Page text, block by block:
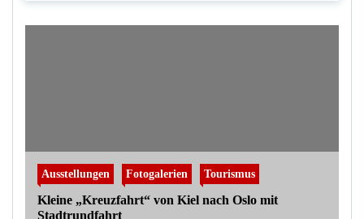
Ausstellungen Fotogalerien Tourismus
Kleine „Kreuzfahrt“ von Kiel nach Oslo mit
Stadtrundfahrt